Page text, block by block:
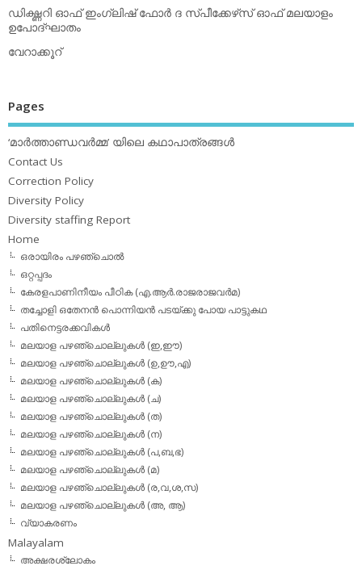
ഡിക്ഷ്ണറി ഓഫ് ഇംഗ്ലിഷ് ഫോര്‍ ദ സ്പീക്കേഴ്‌സ് ഓഫ് മലയാളം
ഉപോദ്ഘാതം
വേറാക്കൂറ്
Pages
‘മാര്‍ത്താണ്ഡവര്‍മ്മ’ യിലെ കഥാപാത്രങ്ങള്‍
Contact Us
Correction Policy
Diversity Policy
Diversity staffing Report
Home
ഒരായിരം പഴഞ്ചൊല്‍
ഒറ്റപ്പദം
കേരളപാണിനീയം പീഠിക (എ.ആര്‍.രാജരാജവര്‍മ)
തച്ചോളി ഒതേനൻ പൊന്നിയൻ പടയ്‌ക്കു പോയ പാട്ടുകഥ
പതിനെട്ടരക്കവികള്‍
മലയാള പഴഞ്ചൊല്ലുകള്‍ (ഇ,ഈ)
മലയാള പഴഞ്ചൊല്ലുകള്‍ (ഉ,ഊ,എ)
മലയാള പഴഞ്ചൊല്ലുകള്‍ (ക)
മലയാള പഴഞ്ചൊല്ലുകള്‍ (ച)
മലയാള പഴഞ്ചൊല്ലുകള്‍ (ത)
മലയാള പഴഞ്ചൊല്ലുകള്‍ (ന)
മലയാള പഴഞ്ചൊല്ലുകള്‍ (പ,ബ,ഭ)
മലയാള പഴഞ്ചൊല്ലുകള്‍ (മ)
മലയാള പഴഞ്ചൊല്ലുകള്‍ (ര,വ,ശ,സ)
മലയാള പഴഞ്ചൊല്ലുകൾ (അ, ആ)
വ്യാകരണം
Malayalam
അക്ഷരശ്ലോകം